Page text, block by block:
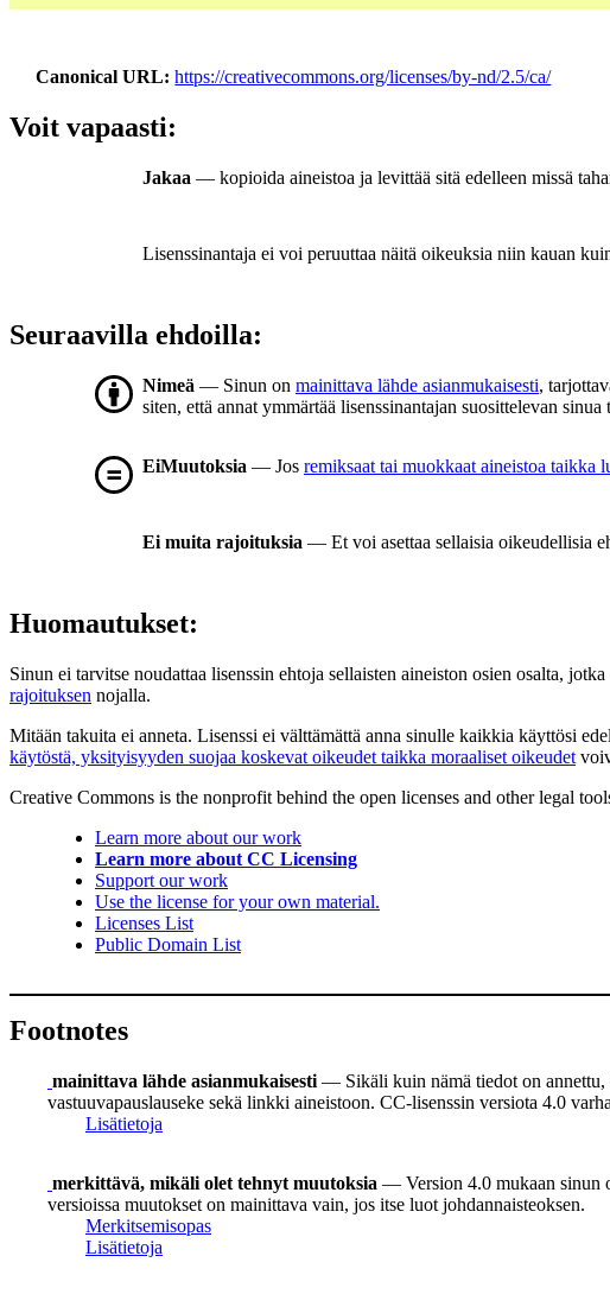
Canonical URL https://creativecommons.org/licenses/by-nd/2.5/ca/
Voit vapaasti:
Jakaa — kopioida aineistoa ja levittää sitä edelleen missä
Lisenssinantaja ei voi peruuttaa näitä oikeuksia niin kauan
Seuraavilla ehdoilla:
Nimeä — Sinun on mainittava lähde asianmukaisesti,
siten, että annat ymmärtää lisenssinantajan suosittelevan sinua
EiMuutoksia — Jos remiksaat tai muokkaat aineistoa taikka
Ei muita rajoituksia — Et voi asettaa sellaisia oikeudellisia
Huomautukset:
Sinun ei tarvitse noudattaa lisenssin ehtoja sellaisten aineiston osien osalta,
rajoituksen nojalla.
Mitään takuita ei anneta. Lisenssi ei välttämättä anna sinulle kaikkia käyttösi
käytöstä, yksityisyyden suojaa koskevat oikeudet taikka moraaliset oikeudet
Creative Commons is the nonprofit behind the open licenses and other legal
Learn more about our work
Learn more about CC Licensing
Support our work
Use the license for your own material.
Licenses List
Public Domain List
Footnotes
mainittava lähde asianmukaisesti — Sikäli kuin nämä tiedot on annettu,
vastuuvapauslauseke sekä linkki aineistoon. CC-lisenssin versiota 4.0
Lisätietoja
merkittävä, mikäli olet tehnyt muutoksia — Version 4.0 mukaan sinun
versioissa muutokset on mainittava vain, jos itse luot johdannaisteoksen.
Merkitsemisopas
Lisätietoja